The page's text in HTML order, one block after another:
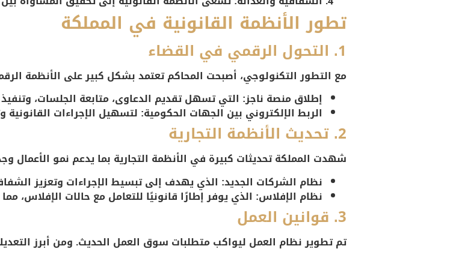
تطور الأنظمة القانونية في المملكة
1. التحول الرقمي في القضاء
مع التطور التكنولوجي، أصبحت المحاكم تعتمد بشكل كبير على الأنظمة
إطلاق منصة ناجز: التي تسهل تقديم الدعاوى، متابعة الجلسات، وتنفيذ
الربط الإلكتروني بين الجهات الحكومية: لتسهيل الإجراءات القانونية
2. تحديث الأنظمة التجارية
شهدت المملكة تحديثات كبيرة في الأنظمة التجارية بما يدعم نمو الأعمال
نظام الشركات الجديد: الذي يهدف إلى تبسيط الإجراءات وتعزيز
نظام الإفلاس: الذي يوفر إطارًا قانونيًا للتعامل مع حالات الإفلاس،
3. قوانين العمل
تم تطوير نظام العمل ليواكب متطلبات سوق العمل الحديث. ومن أبرز